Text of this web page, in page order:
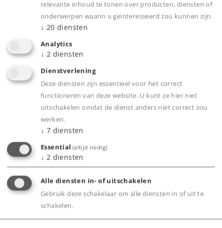
Lijkt sterk op het grote voorbeeld
Elektrisch zeer bedrijfszeker
In een oogwenk in elkaar gezet en weer
Product
Productinfo
Bijbehorende producten
relevante inhoud te tonen over producten, diensten of
onderwerpen waarin u geïnteresseerd zou kunnen zijn.
↓ 20 diensten
Analytics
↓ 2 diensten
Dienstverlening
Deze diensten zijn essentieel voor het correct
functioneren van deze website. U kunt ze hier niet
uitschakelen omdat de dienst anders niet correct zou
werken.
↓ 7 diensten
Essential (altijd nodig)
↓ 2 diensten
Alle diensten in- of uitschakelen
Gebruik deze schakelaar om alle diensten in of uit te
schakelen.